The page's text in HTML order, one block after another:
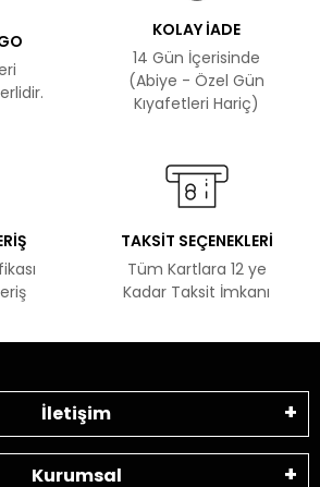
KOLAY İADE
14 Gün İçerisinde
(Abiye - Özel Gün
Kıyafetleri Hariç)
TAKSİT SEÇENEKLERİ
Tüm Kartlara 12 ye
Kadar Taksit İmkanı
İletişim
Kurumsal